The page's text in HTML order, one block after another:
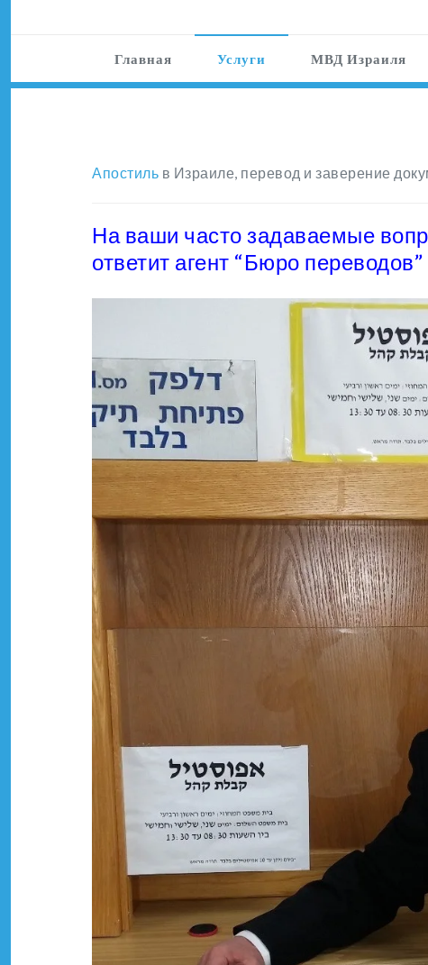
Главная Услуги МВД Израиля
Апостиль в Израиле, перевод и заверение
На ваши часто задаваемые
ответит агент “Бюро